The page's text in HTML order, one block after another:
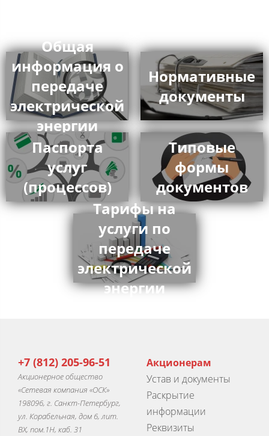
Общая
информация о
передаче
электрической
энергии
Нормативные
документы
Паспорта
услуг
(процессов)
Типовые
формы
документов
Тарифы на
услуги по
передаче
электрической
энергии
+7 (812) 205-96-51
Акционерное общество
«Сетевая компания «ОСК»
198096, г. Санкт-Петербург,
ул. Корабельная, дом 6, лит.
ВХ, пом.1Н, каб. 31
Акционерам
Устав и документы
Раскрытие
информации
Реквизиты